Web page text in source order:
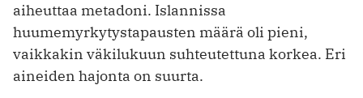
aiheuttaa metadoni. Islannissa
huumemyrkytystapausten määrä oli pieni,
vaikkakin väkilukuun suhteutettuna korkea. Eri
aineiden hajonta on suurta.